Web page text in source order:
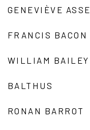
GENEVIÈVE ASSE
FRANCIS BACON
WILLIAM BAILEY
BALTHUS
RONAN BARROT